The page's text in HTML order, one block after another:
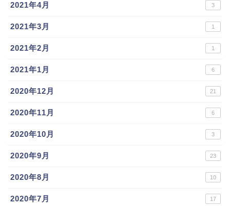
2021年4月 3
2021年3月 1
2021年2月 1
2021年1月 6
2020年12月 21
2020年11月 6
2020年10月 3
2020年9月 23
2020年8月 10
2020年7月 17